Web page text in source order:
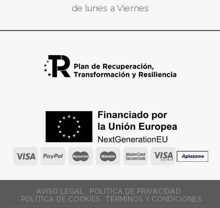
de lunes a Viernes
AVISO LEGAL
POLÍTICA DE PRIVACIDAD
POLÍTICA DE COOKIES
TÉRMINOS Y CONDICIONES